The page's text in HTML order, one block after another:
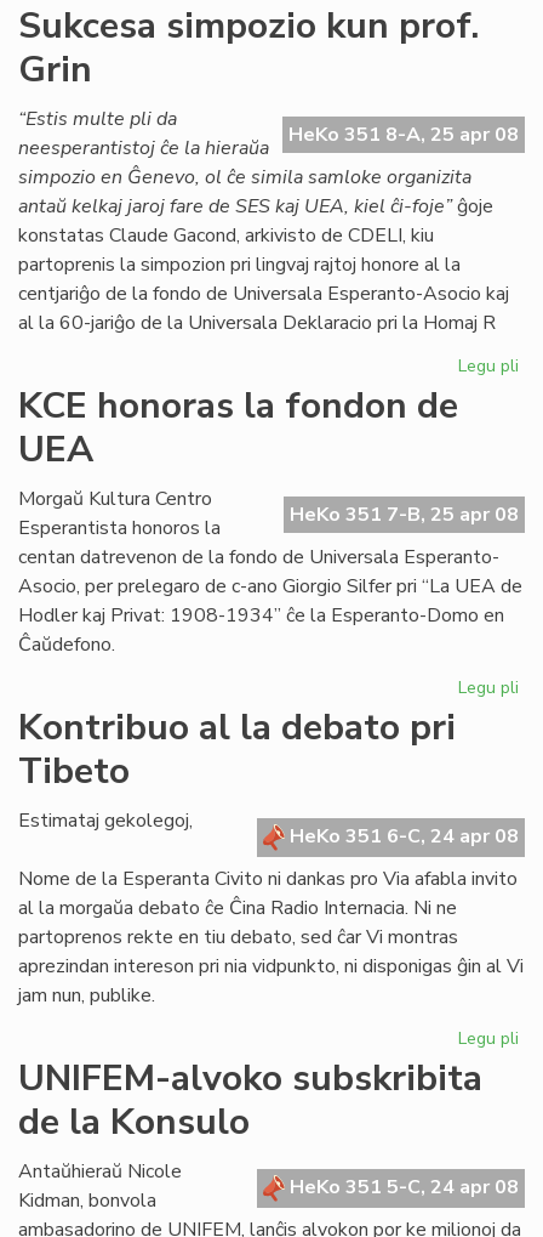
Sukcesa simpozio kun prof.
Grin
HeKo 351 8-A, 25 apr 08
“Estis multe pli da
neesperantistoj ĉe la hieraŭa
simpozio en Ĝenevo, ol ĉe simila samloke organizita
antaŭ kelkaj jaroj fare de SES kaj UEA, kiel ĉi-foje”ĝoje
konstatas Claude Gacond, arkivisto de CDELI, kiu
partoprenis la simpozion pri lingvaj rajtoj honore al la
centjariĝo de la fondo de Universala Esperanto-Asocio kaj
al la 60-jariĝo de la Universala Deklaracio pri la Homaj R
Legu pli
KCE honoras la fondon de
UEA
HeKo 351 7-B, 25 apr 08
Morgaŭ Kultura Centro
Esperantista honoros la
centan datrevenon de la fondo de Universala Esperanto-
Asocio, per prelegaro de c-ano Giorgio Silfer pri “La UEA de
Hodler kaj Privat: 1908-1934” ĉe la Esperanto-Domo en
Ĉaŭdefono.
Legu pli
de
Kontribuo al la debato pri
Tibeto
HeKo 351 6-C, 24 apr 08
Estimataj gekolegoj,
Nome de la Esperanta Civito ni dankas pro Via afabla invito
al la morgaŭa debato ĉe Ĉina Radio Internacia. Ni ne
partoprenos rekte en tiu debato, sed ĉar Vi montras
aprezindan intereson pri nia vidpunkto, ni disponigas ĝin al Vi
jam nun, publike.
Legu pli
pri
UNIFEM-alvoko subskribita
de la Konsulo
HeKo 351 5-C, 24 apr 08
Antaŭhieraŭ Nicole
Kidman, bonvola
ambasadorino de UNIFEM, lanĉis alvokon por ke milionoj da